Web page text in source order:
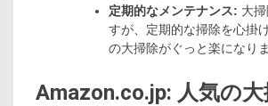
定期的なメンテナンス: 大
すが、定期的な掃除を心掛
の大掃除がぐっと楽になりま
Amazon.co.jp: 人気の大